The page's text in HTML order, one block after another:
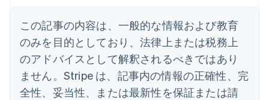
この記事の内容は、一般的な情報および教育
のみを目的としており、法律上または税務上
のアドバイスとして解釈されるべきではあり
ません。Stripe は、記事内の情報の正確性、完
全性、妥当性、または最新性を保証または請
English
イギリス
English
イタリア
Italiano English
インド
English